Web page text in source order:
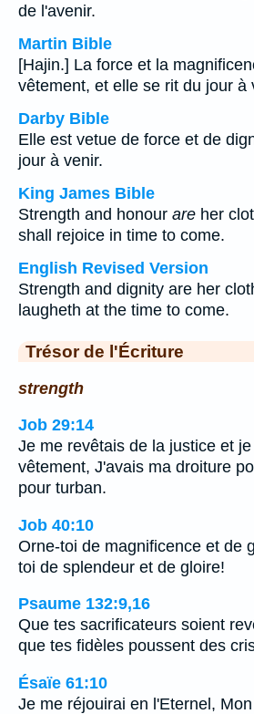
de l'avenir.
Martin Bible
[Hajin.] La force et la
vêtement, et elle se rit du jour à
Darby Bible
Elle est vetue de force et de
jour à venir.
King James Bible
Strength and honour are her
shall rejoice in time to come.
English Revised Version
Strength and dignity are her
laugheth at the time to come.
Trésor de l'Écriture
strength
Job 29:14
Je me revêtais de la justice et
vêtement, J'avais ma droiture
pour turban.
Job 40:10
Orne-toi de magnificence et de
toi de splendeur et de gloire!
Psaume 132:9,16
Que tes sacrificateurs soient
que tes fidèles poussent des
Ésaïe 61:10
Je me réjouirai en l'Eternel,